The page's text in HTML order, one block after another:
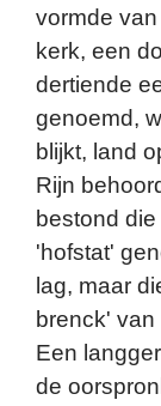
vormde
kerk, een
dertiende
genoemd,
blijkt, land
Rijn
bestond
'hofstat'
lag, maar
brenck'
Een
de